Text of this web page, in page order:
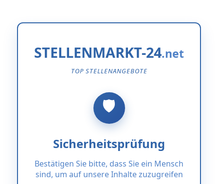
STELLENMARKT-24
TOP STELLENANGEBOTE
Sicherheitsprüfung
Bestätigen Sie bitte, dass Sie ein Mensch
sind, um auf unsere Inhalte zuzugreifen